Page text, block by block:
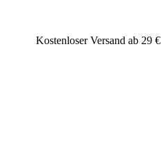
Kostenloser Versand ab 29 €